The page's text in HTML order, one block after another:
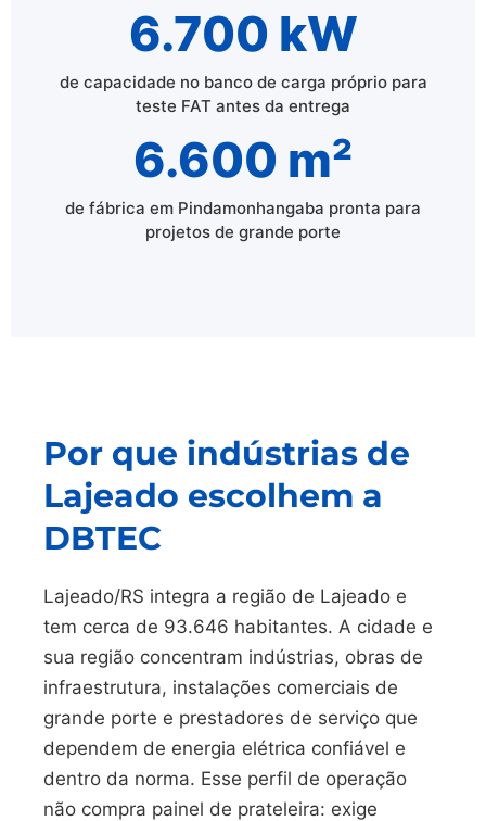
6.700 kW
de capacidade no banco de carga próprio para
teste FAT antes da entrega
6.600 m²
de fábrica em Pindamonhangaba pronta para
projetos de grande porte
Por que indústrias de
Lajeado escolhem a
DBTEC
Lajeado/RS integra a região de Lajeado e
tem cerca de 93.646 habitantes. A cidade e
sua região concentram indústrias, obras de
infraestrutura, instalações comerciais de
grande porte e prestadores de serviço que
dependem de energia elétrica confiável e
dentro da norma. Esse perfil de operação
não compra painel de prateleira: exige